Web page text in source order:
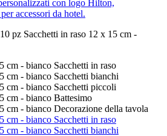
10 pz Sacchetti in raso 12 x 15 cm -